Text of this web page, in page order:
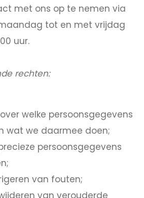
met ons op te nemen via
tot en met vrijdag
uur.
rechten:
welke persoonsgegevens
wat we daarmee doen;
persoonsgegevens
van fouten;
van verouderde